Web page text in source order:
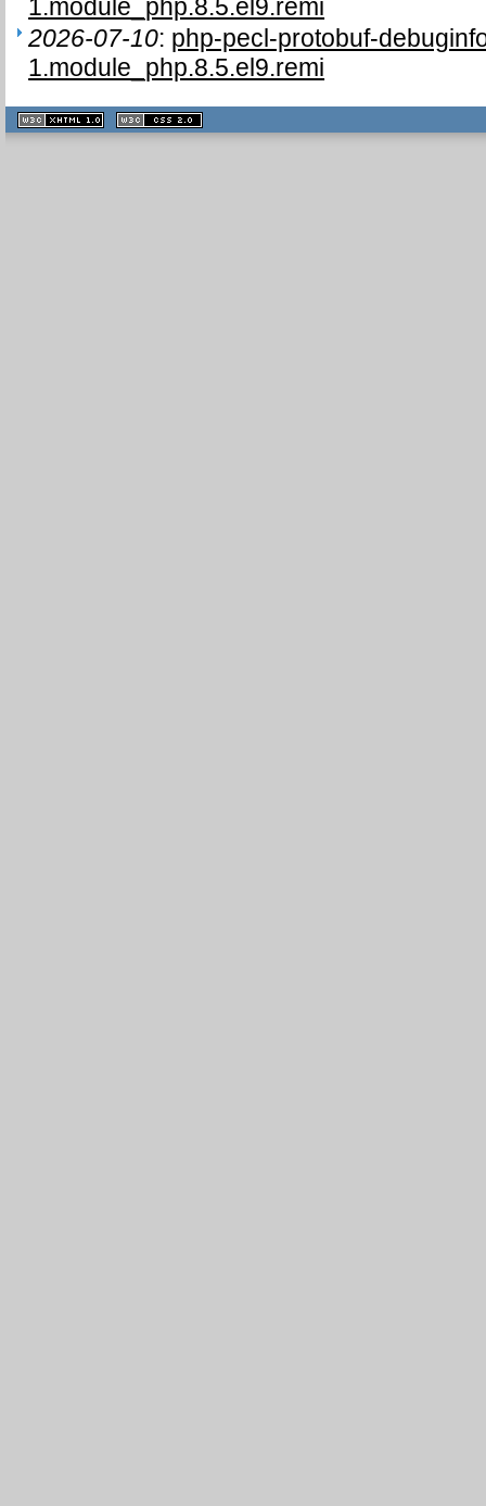
1.module_php.8.5.el9.remi
2026-07-10: php-pecl-protobuf-
1.module_php.8.5.el9.remi
XHTML
1.1 valide
2.0 valide